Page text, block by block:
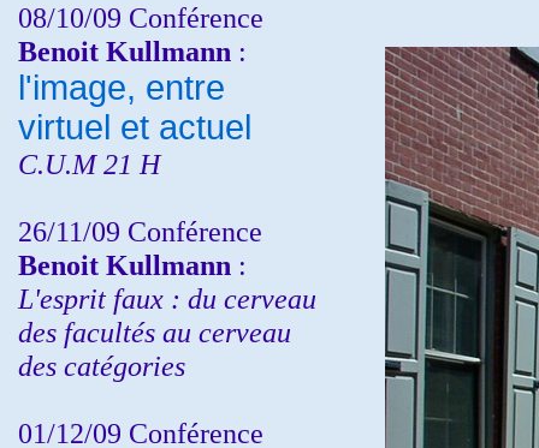
08/10/09 Conférence
Benoit Kullmann :
l'image, entre
virtuel et actuel
C.U.M 21 H
26/11/09 Conférence
Benoit Kullmann :
L'esprit faux : du cerveau
des facultés au cerveau
des catégories
01/12/09 Conférence